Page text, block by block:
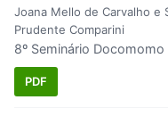
Joana Mello de Carvalho e
Prudente Comparini
8º Seminário
PDF